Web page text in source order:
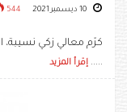
544
كرّم معالي زكي
..... إقرأ المزيد